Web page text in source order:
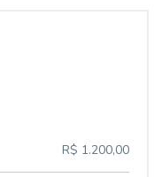
R$ 1.200,00